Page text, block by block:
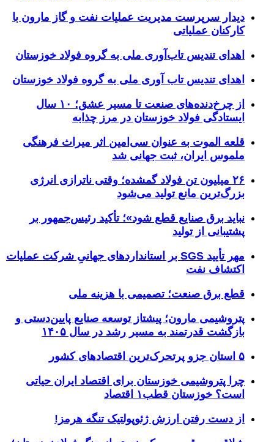
دیدار سرپرست مدیریت عملیات نفت و گاز مارون با
کارکنان عملیاتی
اهدای تندیس تاب‌آوری ملی به گروه فولاد خوزستان
اهدای تندیس تاب آوری ملی به گروه فولاد خوزستان
از چرخ‌دنده‌های صنعت تا مسیر عشق؛ ۱۰ سال
ایستادگی فولاد خوزستان در مرز چذابه
قلعه الموت به عنوان سی‌امین اثر میراث‌ فرهنگی
ملموس ایران، ثبت جهانی شد
۲۶ میلیون تن فولاد گمشده؛ وقتی ناترازی انرژی
بزرگ‌ترین مانع تولید می‌شود
نباید برق صنایع قطع شود»؛ تأکید رئیس‌جمهور بر
پشتیبانی از تولید
مهر تأیید SGS بر استانداردهای جهانیِ شرکت عملیات
اکتشاف نفت
قطع برق صنعت؛ تصمیمی با هزینه ملی
پتروشیمی مارون؛ پیشتاز توسعه صنایع پایین‌دستی و
بازگشت قدرتمند به مسیر رشد در سال ۱۴۰۵
۵ استان جزو پرتحرک‌ترین اقتصاد‌های کشور
چرا پتروشیمی خوزستان برای اقتصاد ایران حیاتی
است؟ خوزستان قطب۱ اقتصاد
از دست رفتن ارزش ژئوپولتیک تنگه هرمز!